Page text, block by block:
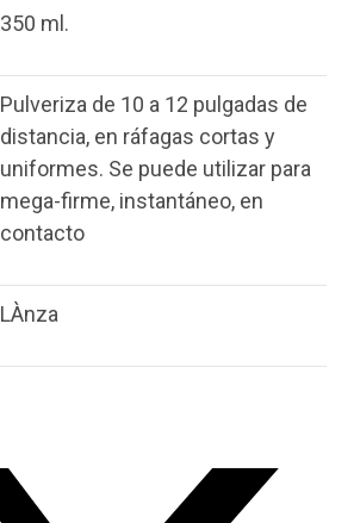
350 ml.
Pulveriza de 10 a 12 pulgadas de
distancia, en ráfagas cortas y
uniformes. Se puede utilizar para
mega-firme, instantáneo, en
contacto
LÀnza